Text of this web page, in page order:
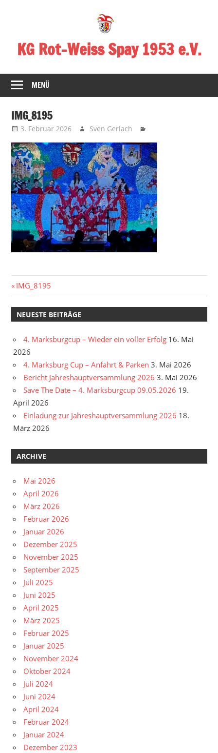
KG Rot-Weiss Spay 1953 e.V.
in
Spay!
MENÜ
IMG_8195
3. Februar 2026 Sven Gerlach
Beitragsnavigation
Vorheriger
Beitrag:
IMG_8195
NEUESTE BEITRÄGE
4. Marksburgcup – Wieder ein voller Erfolg 16. Mai
2026
4. Marksburg Cup – Anfahrt & Parken 3. Mai 2026
Bericht Jahreshauptversammlung 2026 3. Mai 2026
Save The Date – 4. Marksburgcup 09.05.2026 19.
April 2026
Einladung zur Jahreshauptversammlung 2026 18.
März 2026
ARCHIVE
Mai 2026
April 2026
März 2026
Februar 2026
Januar 2026
Dezember 2025
November 2025
September 2025
Juli 2025
Juni 2025
April 2025
März 2025
Februar 2025
Januar 2025
November 2024
Oktober 2024
Juli 2024
Juni 2024
April 2024
Februar 2024
Januar 2024
Dezember 2023